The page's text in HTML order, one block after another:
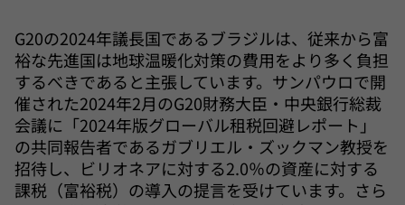
G20の2024年議長国であるブラジルは、従来から富
裕な先進国は地球温暖化対策の費用をより多く負担
するべきであると主張しています。サンパウロで開
催された2024年2月のG20財務大臣・中央銀行総裁
会議に「2024年版グローバル租税回避レポート」
の共同報告者であるガブリエル・ズックマン教授を
招待し、ビリオネアに対する2.0％の資産に対する
課税（富裕税）の導入の提言を受けています。さら